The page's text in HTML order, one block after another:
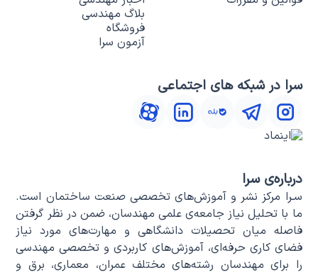
بلاگ مهندسی
فروشگاه
آزمون سرا
سرا در شبکه های اجتماعی
درباره‌ی سرا
سـرا مرکز نشر و آموزش‌های تخصصی صنعت ساختمان است.
ما با تحلیل نیاز جامعه‌ی علمی مهندسان، ضمن در نظر گرفتن
فاصله میان تحصیلات دانشگاهی و مهارت‌های مورد نیاز
فضای کاری حرفه‌ای، آموزش‌های کاربردی و تخصصی مهندسی
را برای مهندسان رشته‌های مختلف عمران، معماری، برق و